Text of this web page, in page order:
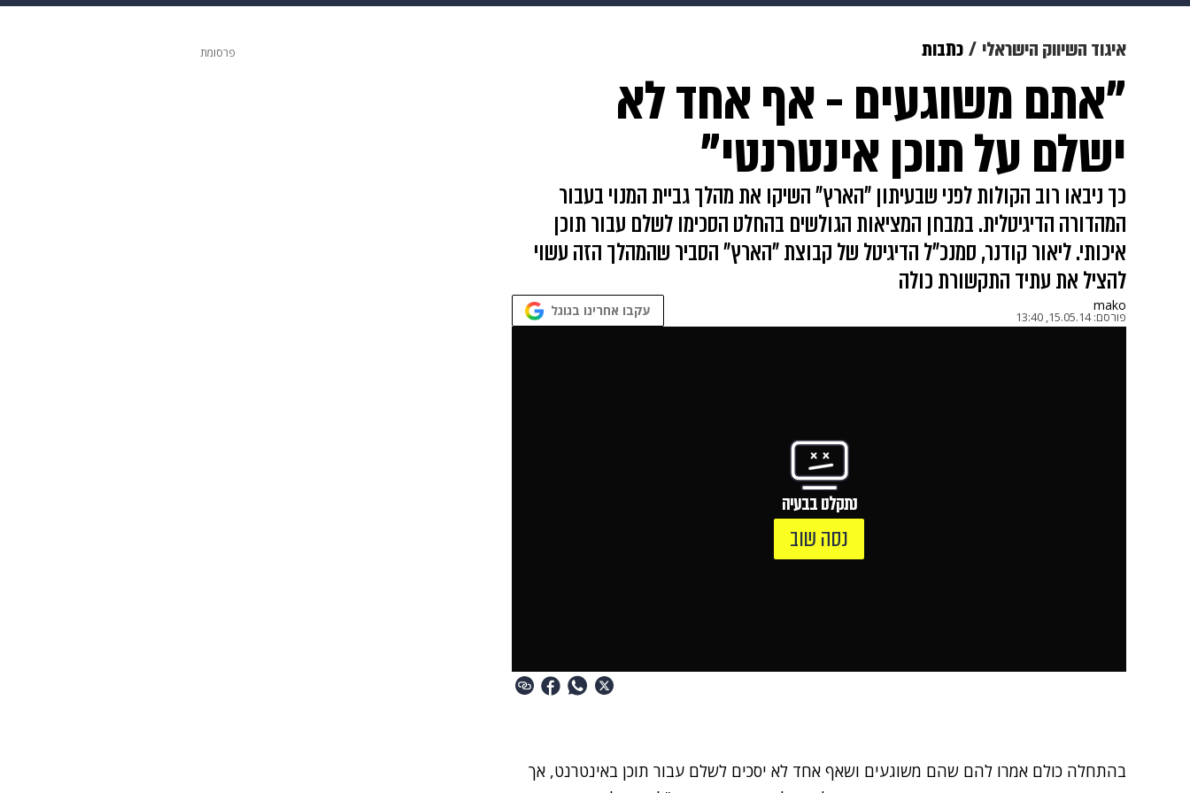
צבא וביטחון makoZ
משפט תשעה חודשים מתכונים פרויקטים מיוחדים
איגוד השיווק הישראלי כתבות
"אתם משוגעים - אף אחד לא
ישלם על תוכן אינטרנטי"
כך ניבאו רוב הקולות לפני שבעיתון "הארץ" השיקו את מהלך גביית המנוי בעבור
המהדורה הדיגיטלית. במבחן המציאות הגולשים בהחלט הסכימו לשלם עבור תוכן
איכותי. ליאור קודנר, סמנכ"ל הדיגיטל של קבוצת "הארץ" הסביר שהמהלך הזה עשוי
להציל את עתיד התקשורת כולה
mako
פורסם:15.05.14, 13:40 עקבו אחרינו בגוגל
נתקלנו בבעיה
נסה שוב
בהתחלה כולם אמרו להם שהם משוגעים ושאף אחד לא יסכים לשלם עבור תוכן באינטרנט, אך
פרסומת